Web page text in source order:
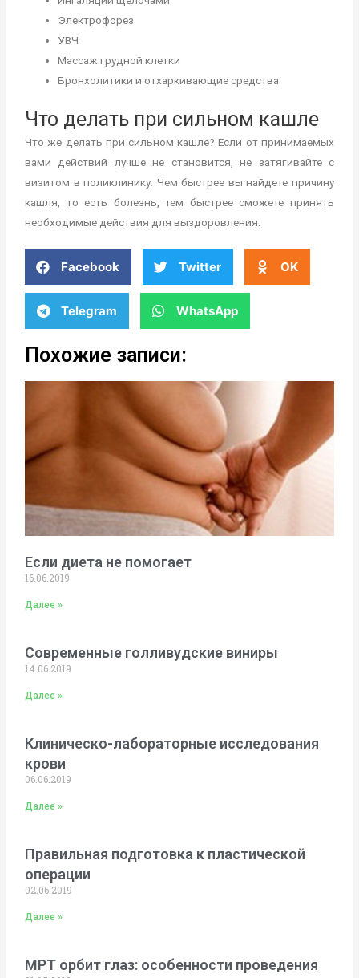
Электрофорез
УВЧ
Массаж грудной клетки
Бронхолитики и отхаркивающие средства
Что делать при сильном кашле
Что же делать при сильном кашле? Если от принимаемых
вами действий лучше не становится, не затягивайте с
визитом в поликлинику. Чем быстрее вы найдете причину
кашля, то есть болезнь, тем быстрее сможете принять
необходимые действия для выздоровления.
Facebook Twitter OK
Telegram WhatsApp
Похожие записи:
Если диета не помогает
16.06.2019
Далее »
Современные голливудские виниры
14.06.2019
Далее »
Клиническо-лабораторные исследования
крови
06.06.2019
Далее »
Правильная подготовка к пластической
операции
02.06.2019
Далее »
МРТ орбит глаз: особенности проведения